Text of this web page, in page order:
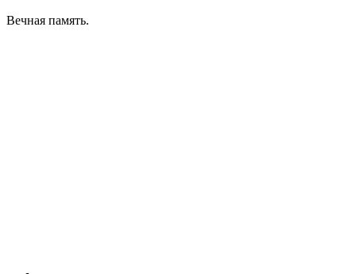
Вечная память.